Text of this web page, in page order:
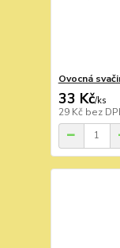
Ovocná
33 Kč/ks
29 Kč bez